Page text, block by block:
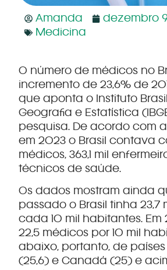
Amanda
dezembro
Medicina
O número de médicos no
incremento de 23,6% de
que aponta o Instituto
Geografia e Estatística
pesquisa. De acordo com
em 2023 o Brasil contava
médicos, 363,1 mil
técnicos de saúde.
Os dados mostram ainda
passado o Brasil tinha 23,7
cada 10 mil habitantes. Em
22,5 médicos por 10 mil
abaixo, portanto, de
(25,6) e Canadá (25) e